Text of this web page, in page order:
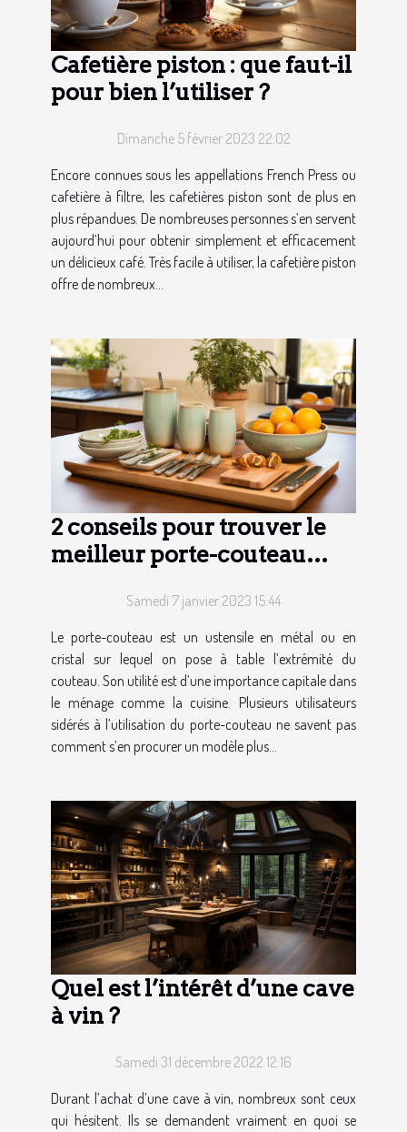
Cafetière piston : que faut-il
pour bien l’utiliser ?
Dimanche 5 février 2023 22:02
Encore connues sous les appellations French Press ou
cafetière à filtre, les cafetières piston sont de plus en
plus répandues. De nombreuses personnes s’en servent
aujourd’hui pour obtenir simplement et efficacement
un délicieux café. Très facile à utiliser, la cafetière piston
offre de nombreux...
2 conseils pour trouver le
meilleur porte-couteau
Samedi 7 janvier 2023 15:44
Le porte-couteau est un ustensile en métal ou en
cristal sur lequel on pose à table l’extrémité du
couteau. Son utilité est d’une importance capitale dans
le ménage comme la cuisine. Plusieurs utilisateurs
sidérés à l’utilisation du porte-couteau ne savent pas
comment s’en procurer un modèle plus...
Quel est l’intérêt d’une cave
à vin ?
Samedi 31 décembre 2022 12:16
Durant l’achat d’une cave à vin, nombreux sont ceux
qui hésitent. Ils se demandent vraiment en quoi se